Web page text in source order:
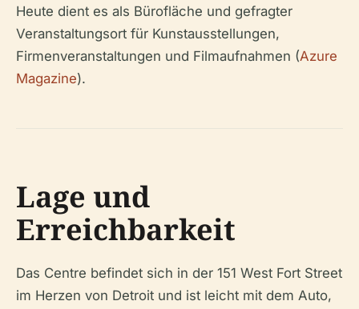
Heute dient es als Bürofläche und gefragter
Veranstaltungsort für Kunstausstellungen,
Firmenveranstaltungen und Filmaufnahmen (Azure
Magazine).
Lage und
Erreichbarkeit
Das Centre befindet sich in der 151 West Fort Street
im Herzen von Detroit und ist leicht mit dem Auto,